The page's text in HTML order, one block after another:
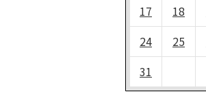
17
18
24
25
31